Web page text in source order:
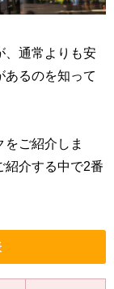
、通常よりも安
あるのを知って
ご紹介しま
紹介する中で2番